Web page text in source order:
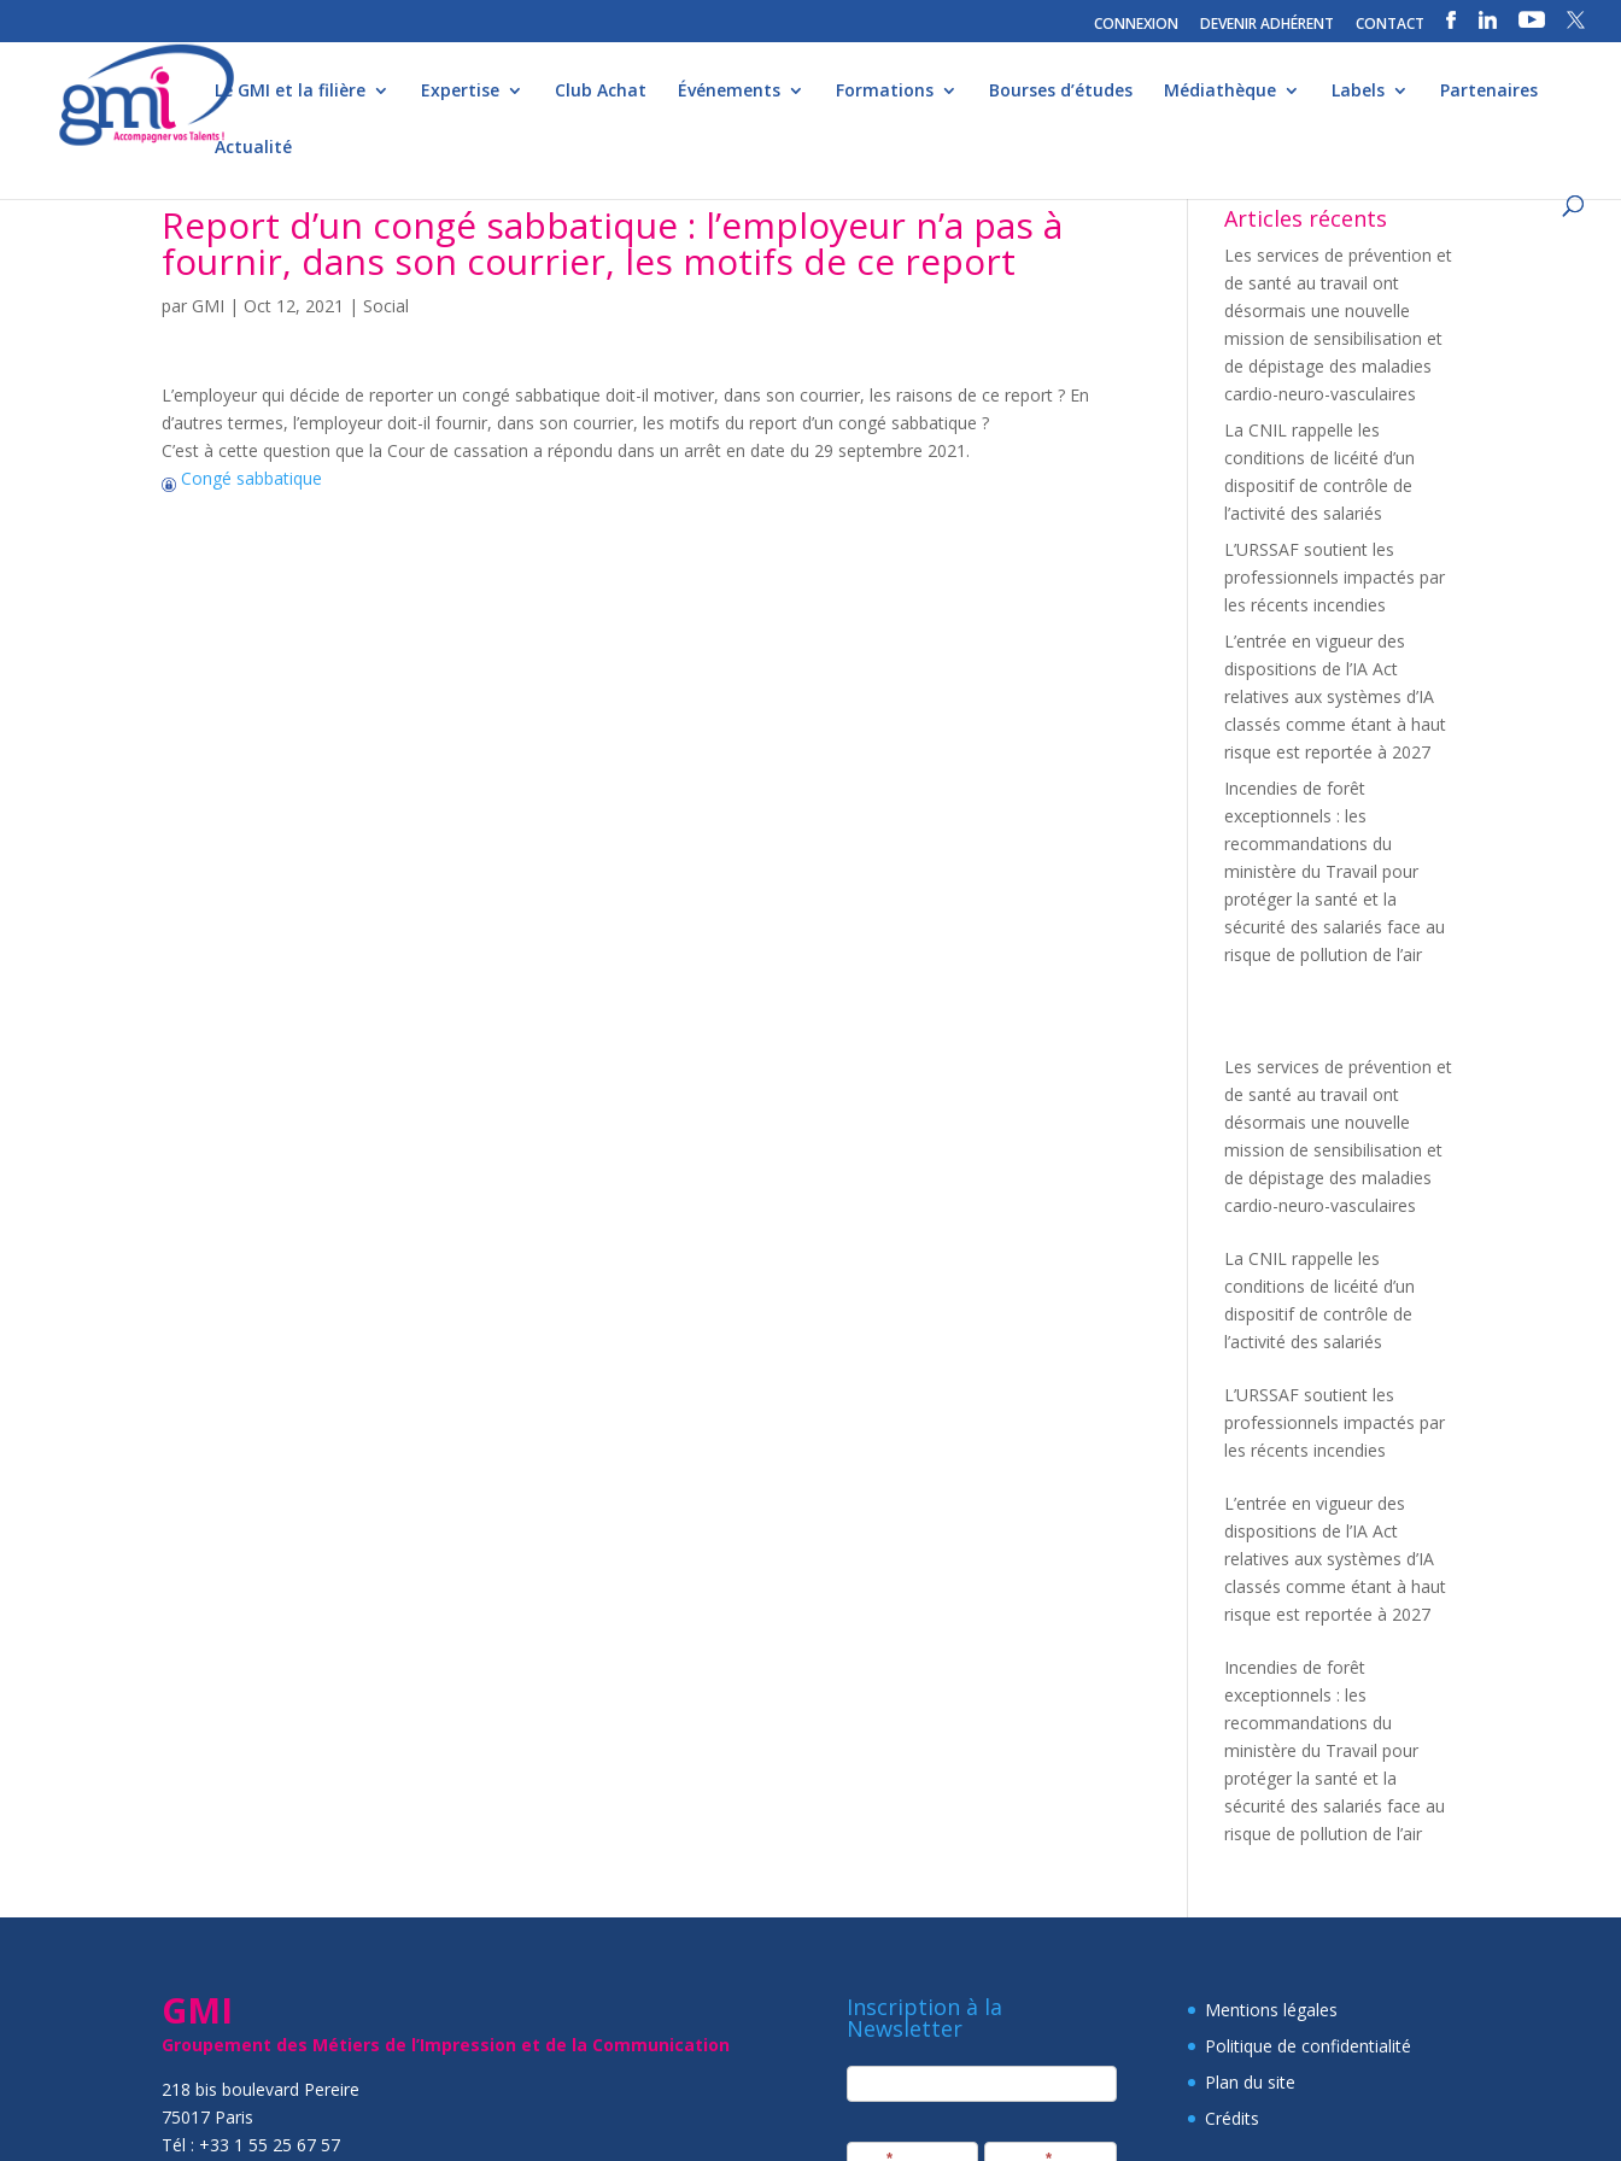
CONNEXION DEVENIR ADHÉRENT CONTACT
Le GMI et la filière Expertise Club Achat Événements Formations Bourses d’études Médiathèque Labels Partenaires
Actualité
Report d’un congé sabbatique : l’employeur n’a pas à
fournir, dans son courrier, les motifs de ce report
par GMI | Oct 12, 2021 | Social
L’employeur qui décide de reporter un congé sabbatique doit-il motiver, dans son courrier, les raisons de ce report ? En
d’autres termes, l’employeur doit-il fournir, dans son courrier, les motifs du report d’un congé sabbatique ?
C’est à cette question que la Cour de cassation a répondu dans un arrêt en date du 29 septembre 2021.
Congé sabbatique
Articles récents
Les services de prévention et
de santé au travail ont
désormais une nouvelle
mission de sensibilisation et
de dépistage des maladies
cardio-neuro-vasculaires
La CNIL rappelle les
conditions de licéité d’un
dispositif de contrôle de
l’activité des salariés
L’URSSAF soutient les
professionnels impactés par
les récents incendies
L’entrée en vigueur des
dispositions de l’IA Act
relatives aux systèmes d’IA
classés comme étant à haut
risque est reportée à 2027
Incendies de forêt
exceptionnels : les
recommandations du
ministère du Travail pour
protéger la santé et la
sécurité des salariés face au
risque de pollution de l’air
Les services de prévention et
de santé au travail ont
désormais une nouvelle
mission de sensibilisation et
de dépistage des maladies
cardio-neuro-vasculaires
La CNIL rappelle les
conditions de licéité d’un
dispositif de contrôle de
l’activité des salariés
L’URSSAF soutient les
professionnels impactés par
les récents incendies
L’entrée en vigueur des
dispositions de l’IA Act
relatives aux systèmes d’IA
classés comme étant à haut
risque est reportée à 2027
Incendies de forêt
exceptionnels : les
recommandations du
ministère du Travail pour
protéger la santé et la
sécurité des salariés face au
risque de pollution de l’air
GMI
Groupement des Métiers de l’Impression et de la Communication
218 bis boulevard Pereire
75017 Paris
Tél : +33 1 55 25 67 57
Inscription à la
Newsletter
newsletter
Mentions légales
Politique de confidentialité
Plan du site
Crédits